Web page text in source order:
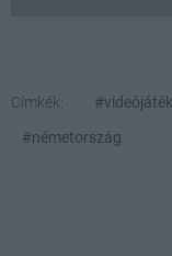
Címkék:
#németország